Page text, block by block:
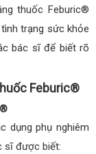
thuốc Feburic®
trạng sức khỏe
bác sĩ để biết rõ
Feburic®
dụng phụ nghiêm
sĩ được biết: